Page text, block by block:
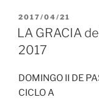
PUBLICADO
EL
2017/04/21
LA GRACIA
2017
DOMINGO II DE
CICLO A